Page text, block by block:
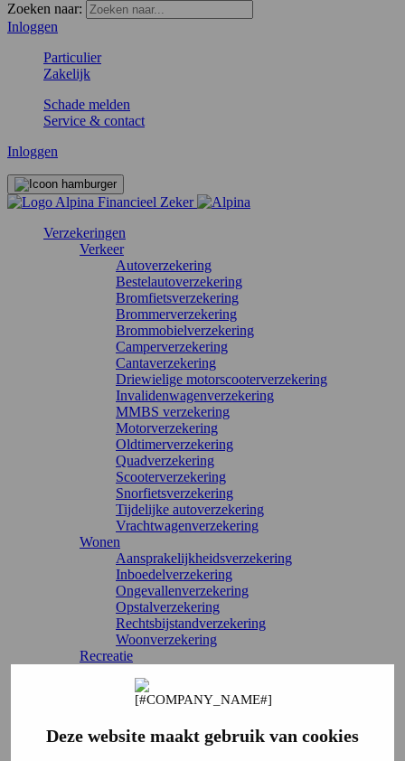
Deze website maakt gebruik van cookies
Zoeken naar:
Inloggen
Particulier
Zakelijk
Schade melden
Service & contact
Inloggen
Verzekeringen
Verkeer
Autoverzekering
Bestelautoverzekering
Bromfietsverzekering
Brommerverzekering
Brommobielverzekering
Camperverzekering
Cantaverzekering
Driewielige motorscooterverzekering
Invalidenwagenverzekering
MMBS verzekering
Motorverzekering
Oldtimerverzekering
Quadverzekering
Scooterverzekering
Snorfietsverzekering
Tijdelijke autoverzekering
Vrachtwagenverzekering
Wonen
Aansprakelijkheidsverzekering
Inboedelverzekering
Ongevallenverzekering
Opstalverzekering
Rechtsbijstandverzekering
Woonverzekering
Recreatie
Camperverzekering
Caravanverzekering
Doorlopende reisverzekering